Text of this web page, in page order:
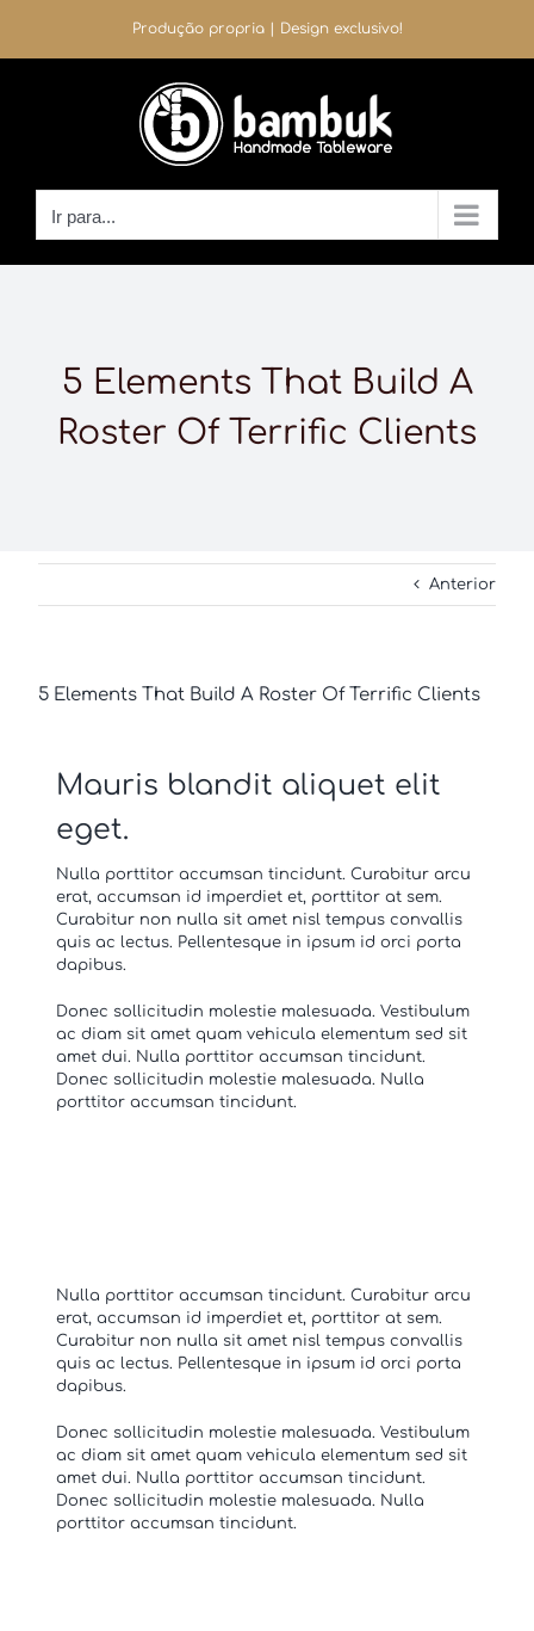
o
Produção propria | Design exclusivo!
Ir para...
5 Elements That Build A
Roster Of Terrific Clients
Anterior
5 Elements That Build A Roster Of Terrific Clients
Mauris blandit aliquet elit
eget.
Nulla porttitor accumsan tincidunt. Curabitur arcu
erat, accumsan id imperdiet et, porttitor at sem.
Curabitur non nulla sit amet nisl tempus convallis
quis ac lectus. Pellentesque in ipsum id orci porta
dapibus.
Donec sollicitudin molestie malesuada. Vestibulum
ac diam sit amet quam vehicula elementum sed sit
amet dui. Nulla porttitor accumsan tincidunt.
Donec sollicitudin molestie malesuada. Nulla
porttitor accumsan tincidunt.
Nulla porttitor accumsan tincidunt. Curabitur arcu
erat, accumsan id imperdiet et, porttitor at sem.
Curabitur non nulla sit amet nisl tempus convallis
quis ac lectus. Pellentesque in ipsum id orci porta
dapibus.
Donec sollicitudin molestie malesuada. Vestibulum
ac diam sit amet quam vehicula elementum sed sit
amet dui. Nulla porttitor accumsan tincidunt.
Donec sollicitudin molestie malesuada. Nulla
porttitor accumsan tincidunt.